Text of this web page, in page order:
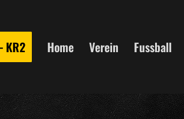
KR2 Home Verein Fussball